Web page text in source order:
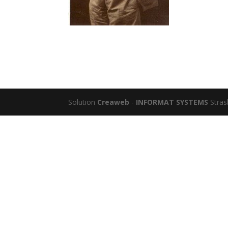
Solution Creaweb - INFORMAT SYSTEMS